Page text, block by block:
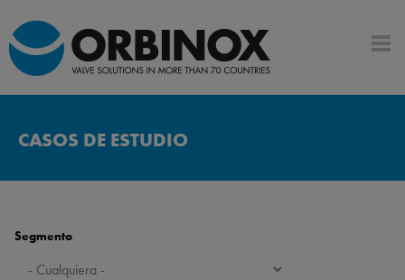
CASOS DE ESTUDIO
Segmento